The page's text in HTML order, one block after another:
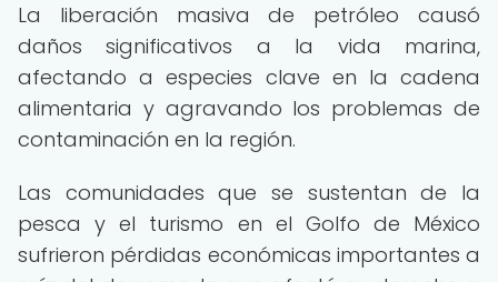
La liberación masiva de petróleo causó
daños significativos a la vida marina,
afectando a especies clave en la cadena
alimentaria y agravando los problemas de
contaminación en la región.
Las comunidades que se sustentan de la
pesca y el turismo en el Golfo de México
sufrieron pérdidas económicas importantes a